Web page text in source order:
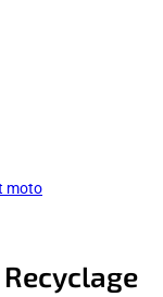
moto